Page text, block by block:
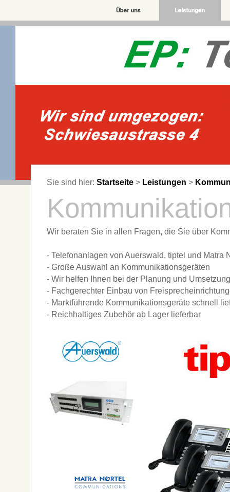
Sie sind hier: Startseite > Leistungen >
Wir beraten Sie in allen Fragen, die Sie über
- Telefonanlagen von Auerswald, tiptel und Matra
- Große Auswahl an Kommunikationsgeräten
- Wir helfen Ihnen bei der Planung und
- Fachgerechter Einbau von
- Marktführende Kommunikationsgeräte schnell
- Reichhaltiges Zubehör ab Lager lieferbar